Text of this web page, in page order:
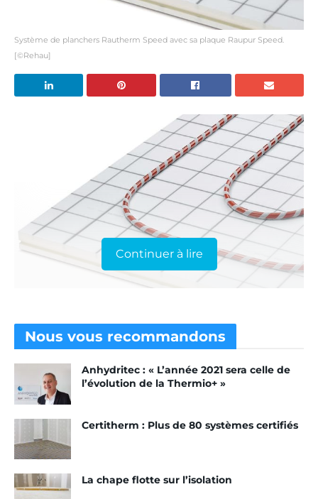
Système de planchers Rautherm Speed avec sa plaque Raupur Speed.
[©Rehau]
Speed. [©Rehau]
Fabricant des solutions de planchers chauffant et
rafraîchissant, Rehau aide les entreprises à
affronter la crise de polyuréthane. En effet, en
cette période de forte pénurie, l’industriel assure la
disponibilité immédiate de la dalle PU de la
gamme Raupur Speed. C’est une dalle isolante
thermique à poser sur une chape, avec film auto-
Continuer à lire
Nous vous recommandons
Anhydritec : « L’année 2021 sera celle de
l’évolution de la Thermio+ »
Certitherm : Plus de 80 systèmes certifiés
La chape flotte sur l’isolation